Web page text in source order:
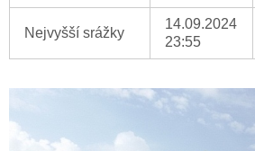
Nejvyšší srážky
14.09.2024
23:55